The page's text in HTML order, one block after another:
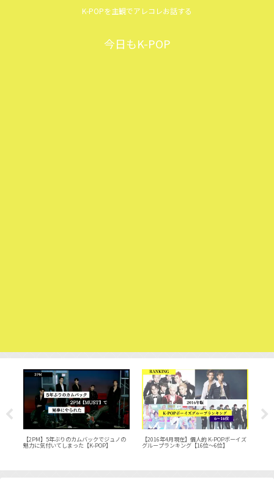
K-POPを主観でアレコレお話する
今日もK-POP
【2PM】5年ぶりのカムバックでジュノの
魅力に気付いてしまった【K-POP】
【2016年4月現在】個人的 K-POPボーイズ
グループランキング【16位～6位】